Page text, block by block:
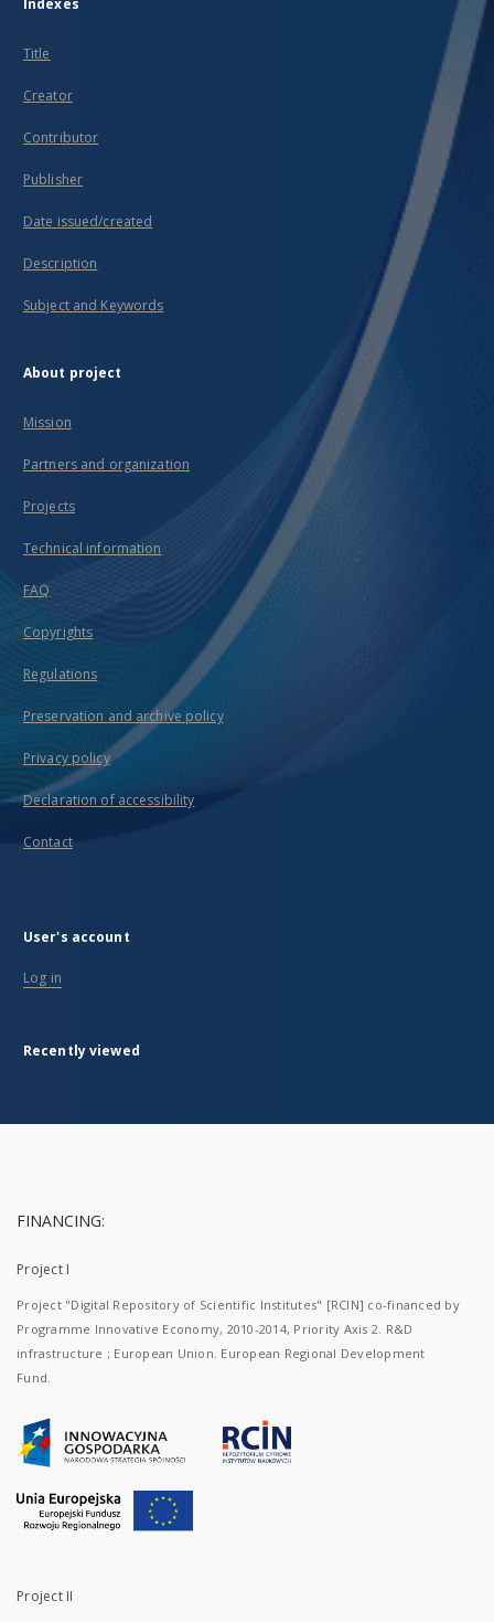
Indexes
Title
Creator
Contributor
Publisher
Date issued/created
Description
Subject and Keywords
About project
Mission
Partners and organization
Projects
Technical information
FAQ
Copyrights
Regulations
Preservation and archive policy
Privacy policy
Declaration of accessibility
Contact
User's account
Log in
Recently viewed
FINANCING:
Project I
Project "Digital Repository of Scientific Institutes" [RCIN] co-financed by
Programme Innovative Economy, 2010-2014, Priority Axis 2. R&D
infrastructure ; European Union. European Regional Development
Fund.
Project II